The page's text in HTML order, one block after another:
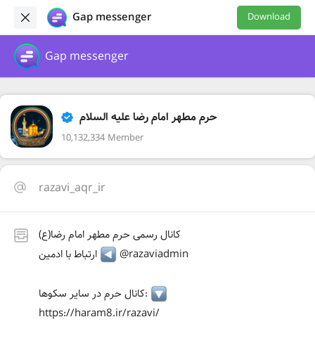
Gap messenger Download
Gap messenger
حرم مطهر امام رضا علیه السلام
10,132,334 Member
razavi_aqr_ir
کانال رسمی حرم مطهر امام رضا(ع)
@razaviadmin
کانال حرم در سایر سکوها:
https://haram8.ir/razavi/